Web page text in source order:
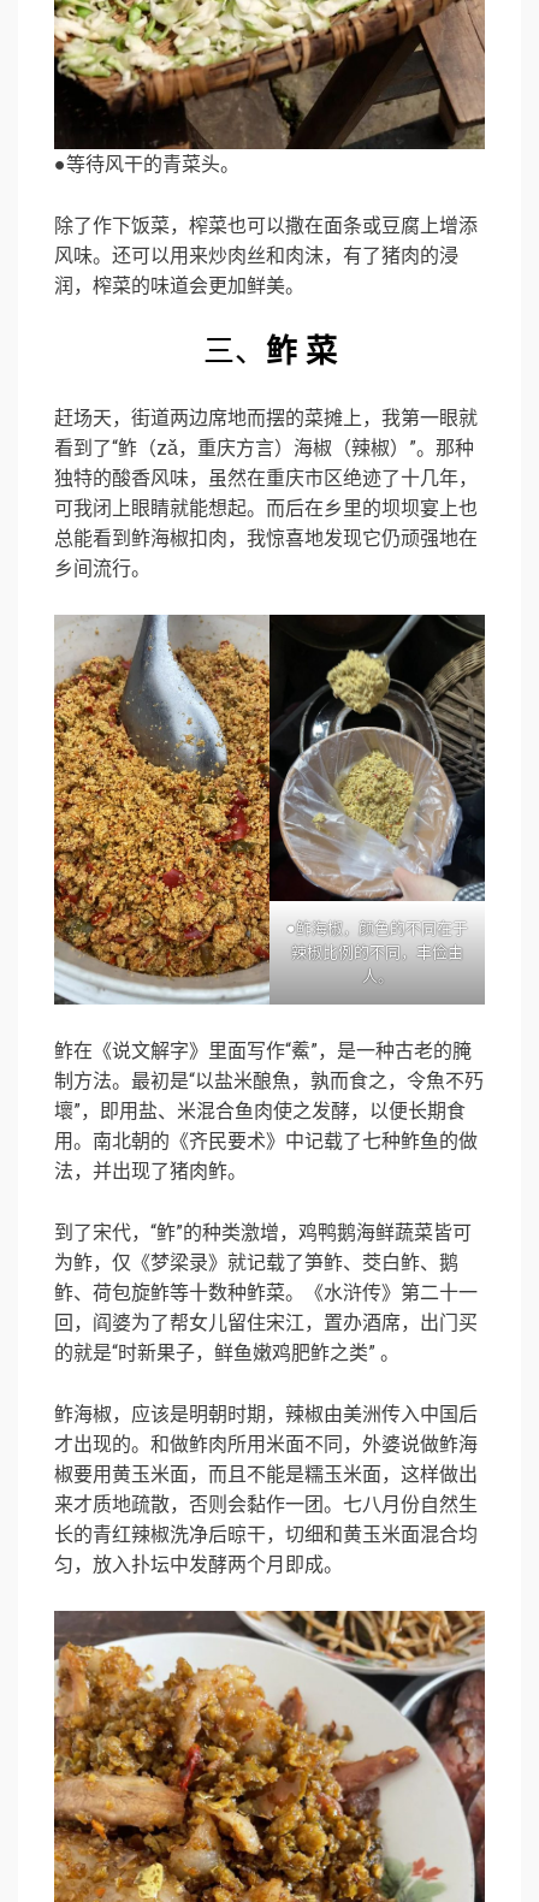
●等待风干的青菜头。
除了作下饭菜，榨菜也可以撒在面条或豆腐上增添
风味。还可以用来炒肉丝和肉沫，有了猪肉的浸
润，榨菜的味道会更加鲜美。
三、 鲊 菜
赶场天，街道两边席地而摆的菜摊上，我第一眼就
看到了“鲊（zǎ，重庆方言）海椒（辣椒）”。那种
独特的酸香风味，虽然在重庆市区绝迹了十几年，
可我闭上眼睛就能想起。而后在乡里的坝坝宴上也
总能看到鲊海椒扣肉，我惊喜地发现它仍顽强地在
乡间流行。
●鲊海椒，颜色的不同在于
辣椒比例的不同，丰俭由
人。
鲊在《说文解字》里面写作“鮺”，是一种古老的腌
制方法。最初是“以盐米酿魚，孰而食之，令魚不㱙
壞”，即用盐、米混合鱼肉使之发酵，以便长期食
用。南北朝的《齐民要术》中记载了七种鲊鱼的做
法，并出现了猪肉鲊。
到了宋代，“鲊”的种类激增，鸡鸭鹅海鲜蔬菜皆可
为鲊，仅《梦梁录》就记载了笋鲊、茭白鲊、鹅
鲊、荷包旋鲊等十数种鲊菜。《水浒传》第二十一
回，阎婆为了帮女儿留住宋江，置办酒席，出门买
的就是“时新果子，鲜鱼嫩鸡肥鲊之类” 。
鲊海椒，应该是明朝时期，辣椒由美洲传入中国后
才出现的。和做鲊肉所用米面不同，外婆说做鲊海
椒要用黄玉米面，而且不能是糯玉米面，这样做出
来才质地疏散，否则会黏作一团。七八月份自然生
长的青红辣椒洗净后晾干，切细和黄玉米面混合均
匀，放入扑坛中发酵两个月即成。